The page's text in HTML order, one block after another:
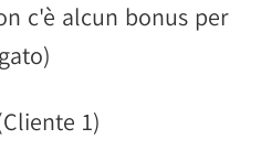
c'è alcun bonus per
1)